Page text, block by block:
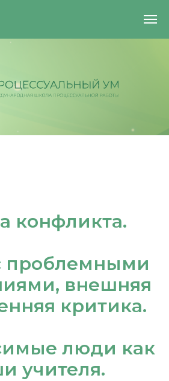
(925) 884-29-93
конфликта.
проблемными
внешняя
критика.
люди как
учителя.